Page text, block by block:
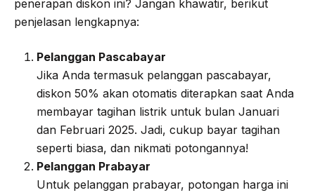
penerapan diskon ini? Jangan khawatir, berikut
penjelasan lengkapnya:
Pelanggan Pascabayar
Jika Anda termasuk pelanggan pascabayar,
diskon 50% akan otomatis diterapkan saat Anda
membayar tagihan listrik untuk bulan Januari
dan Februari 2025. Jadi, cukup bayar tagihan
seperti biasa, dan nikmati potongannya!
Pelanggan Prabayar
Untuk pelanggan prabayar, potongan harga ini